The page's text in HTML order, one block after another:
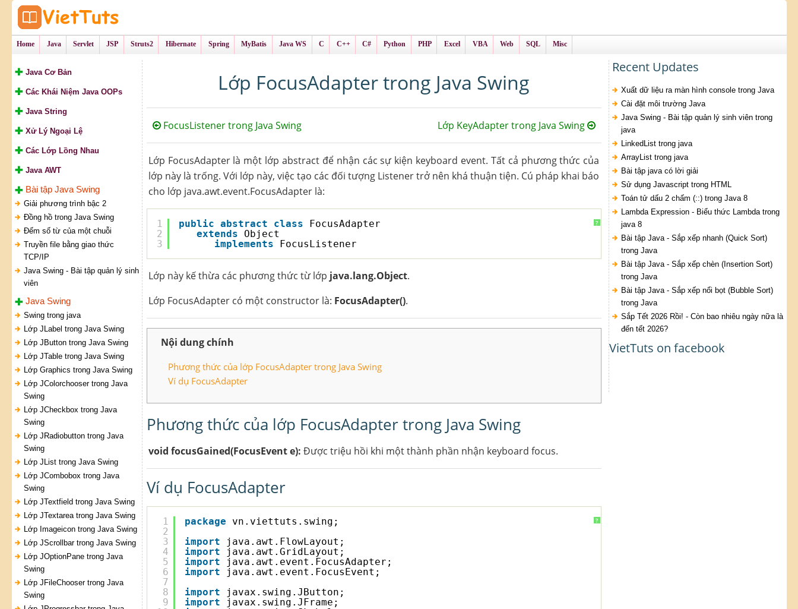
Home Java Servlet JSP Struts2 Hibernate Spring MyBatis Java WS C C++ C# Python PHP Excel VBA Web SQL Misc
Java Cơ Bản
Các Khái Niệm Java OOPs
Java String
Xử Lý Ngoại Lệ
Các Lớp Lồng Nhau
Java AWT
Bài tập Java Swing
Giải phương trình bậc 2
Đồng hồ trong Java Swing
Đếm số từ của một chuỗi
Truyền file bằng giao thức
TCP/IP
Java Swing - Bài tập quản lý sinh
viên
Java Swing
Swing trong java
Lớp JLabel trong Java Swing
Lớp JButton trong Java Swing
Lớp JTable trong Java Swing
Lớp Graphics trong Java Swing
Lớp JColorchooser trong Java
Swing
Lớp JCheckbox trong Java
Swing
Lớp JRadiobutton trong Java
Swing
Lớp JList trong Java Swing
Lớp JCombobox trong Java
Swing
Lớp JTextfield trong Java Swing
Lớp JTextarea trong Java Swing
Lớp Imageicon trong Java Swing
Lớp JScrollbar trong Java Swing
Lớp JOptionPane trong Java
Swing
Lớp JFileChooser trong Java
Swing
Lớp FocusAdapter trong Java Swing
FocusListener trong Java Swing Lớp KeyAdapter trong Java Swing
Lớp FocusAdapter là một lớp abstract để nhận các sự kiện keyboard event. Tất cả phương thức của
lớp này là trống. Với lớp này, việc tạo các đối tượng Listener trở nên khá thuận tiện. Cú pháp khai báo
cho lớp java.awt.event.FocusAdapter là:
?
1
2
3
public abstract class
FocusAdapter
extends
Object
implements
FocusListener
Lớp này kế thừa các phương thức từ lớp java.lang.Object.
Lớp FocusAdapter có một constructor là: FocusAdapter().
Nội dung chính
Phương thức của lớp FocusAdapter trong Java Swing
Ví dụ FocusAdapter
Phương thức của lớp FocusAdapter trong Java Swing
void focusGained(FocusEvent e): Được triệu hồi khi một thành phần nhận keyboard focus.
Ví dụ FocusAdapter
?
1
2
3
4
5
6
7
8
9
package
vn.viettuts.swing;
import
java.awt.FlowLayout;
import
java.awt.GridLayout;
import
java.awt.event.FocusAdapter;
import
java.awt.event.FocusEvent;
import
javax.swing.JButton;
import
javax.swing.JFrame;
Recent Updates
Xuất dữ liệu ra màn hình console trong Java
Cài đặt môi trường Java
Java Swing - Bài tập quản lý sinh viên trong
java
LinkedList trong java
ArrayList trong java
Bài tập java có lời giải
Sử dụng Javascript trong HTML
Toán tử dấu 2 chấm (::) trong Java 8
Lambda Expression - Biểu thức Lambda trong
java 8
Bài tập Java - Sắp xếp nhanh (Quick Sort)
trong Java
Bài tập Java - Sắp xếp chèn (Insertion Sort)
trong Java
Bài tập Java - Sắp xếp nổi bọt (Bubble Sort)
trong Java
Sắp Tết 2026 Rồi! - Còn bao nhiêu ngày nữa là
đến tết 2026?
VietTuts on facebook